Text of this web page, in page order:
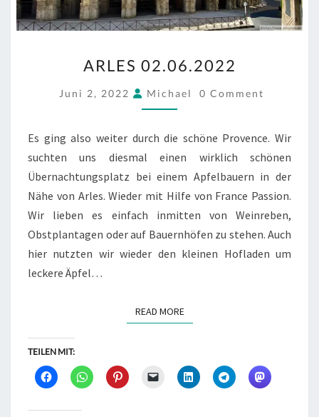
02.06.2022
ARLES 02.06.2022
Juni 2, 2022 Michael COMMENTS
0 Comment
Es ging also weiter durch die schöne Provence. Wir
suchten uns diesmal einen wirklich schönen
Übernachtungsplatz bei einem Apfelbauern in der
Nähe von Arles. Wieder mit Hilfe von France Passion.
Wir lieben es einfach inmitten von Weinreben,
Obstplantagen oder auf Bauernhöfen zu stehen. Auch
hier nutzten wir wieder den kleinen Hofladen um
leckere Äpfel…
READ MOREREAD MORE
TEILEN MIT: